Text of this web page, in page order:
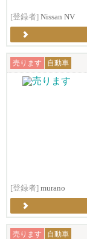
[登録者] Nissan NV
売ります 自動車
[登録者] murano
売ります 自動車